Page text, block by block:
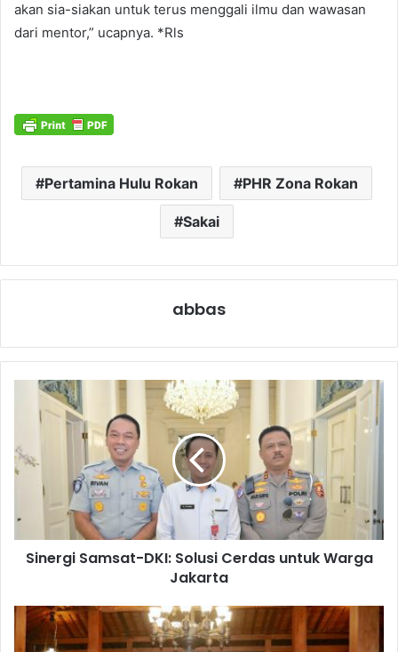
akan sia-siakan untuk terus menggali ilmu dan wawasan
dari mentor,” ucapnya. *Rls
Pertamina Hulu Rokan PHR Zona Rokan
Sakai
abbas
Sinergi Samsat-DKI: Solusi Cerdas untuk Warga
Jakarta